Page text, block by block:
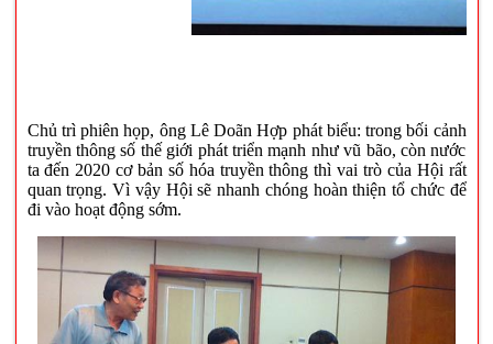
Chủ trì phiên họp, ông Lê Doãn Hợp phát biểu: trong bối cảnh
truyền thông số thế giới phát triển mạnh như vũ bão, còn nước
ta đến 2020 cơ bản số hóa truyền thông thì vai trò của Hội rất
quan trọng. Vì vậy Hội sẽ nhanh chóng hoàn thiện tổ chức để
đi vào hoạt động sớm.